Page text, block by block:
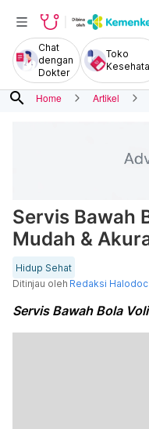
Chat
dengan
Dokter
Toko
search Home Artikel
Servis Bawah
Mudah &
Hidup Sehat
Ditinjau oleh Redaksi Halodoc
Servis Bawah Bola